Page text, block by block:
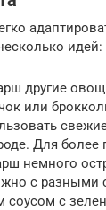
идей:
другие
или
Для более
немного
с разными
соусом с